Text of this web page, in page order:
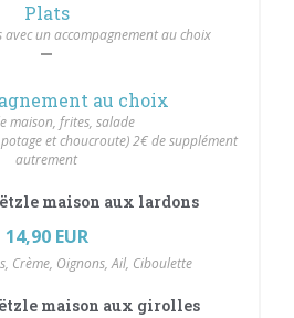
Plats
avec un accompagnement au choix
au choix
maison, frites, salade
et choucroute) 2€ de supplément
autrement
maison aux lardons
14,90 EUR
Crème, Oignons, Ail, Ciboulette
maison aux girolles